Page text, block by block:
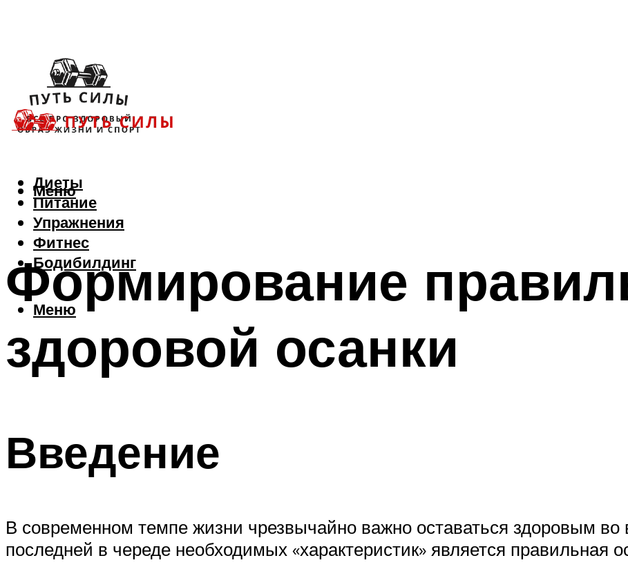
Диеты
Питание
Упражнения
Фитнес
Бодибилдинг
Меню
Меню
Формирование
здоровой осанки
Введение
В современном темпе жизни чрезвычайно важно оставаться здоровым
последней в череде необходимых «характеристик» является правильная